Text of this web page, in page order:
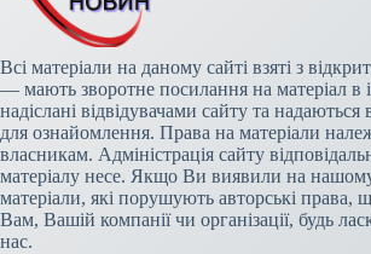
Всі матеріали на даному сайті взяті з
— мають зворотне посилання на матеріал в
надіслані відвідувачами сайту та
для ознайомлення. Права на матеріали
власникам. Адміністрація сайту
матеріалу несе. Якщо Ви виявили на
матеріали, які порушують авторські права,
Вам, Вашій компанії чи організації, будь
нас.